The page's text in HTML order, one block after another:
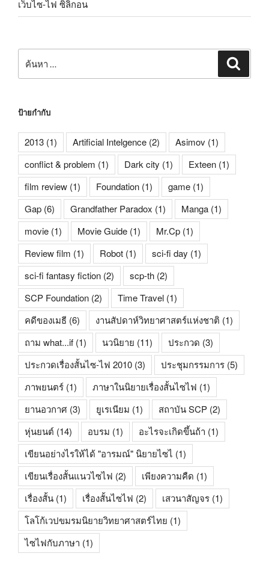
เว็บไซ-ไฟ ซิลิกอน
ป้ายกำกับ
2013 (1) Artificial Intelgence (2) Asimov (1)
conflict & problem (1) Dark city (1) Exteen (1)
film review (1) Foundation (1) game (1)
Gap (6) Grandfather Paradox (1) Manga (1)
movie (1) Movie Guide (1) Mr.Cp (1)
Review film (1) Robot (1) sci-fi day (1)
sci-fi fantasy fiction (2) scp-th (2)
SCP Foundation (2) Time Travel (1)
คดีของเมธี (6) งานสัปดาห์วิทยาศาสตร์แห่งชาติ (1)
ถาม what...if (1) นวนิยาย (11) ประกวด (3)
ประกวดเรื่องสั้นไซ-ไฟ 2010 (3) ประชุมกรรมการ (5)
ภาพยนตร์ (1) ภาษาในนิยายเรื่องสั้นไซไฟ (1)
ยานอวกาศ (3) ยูเรเนียม (1) สถาบัน SCP (2)
หุ่นยนต์ (14) อบรม (1) อะไรจะเกิดขึ้นถ้า (1)
เขียนอย่างไรให้ได้ "อารมณ์" นิยายไซไ (1)
เขียนเรื่องสั้นแนวไซไฟ (2) เพียงความคืด (1)
เรื่องสั้น (1) เรื่องสั้นไซไฟ (2) เสวนาสัญจร (1)
โลโก้เวปขมรมนิยายวิทยาศาสตร์ไทย (1)
ไซไฟกับภาษา (1)